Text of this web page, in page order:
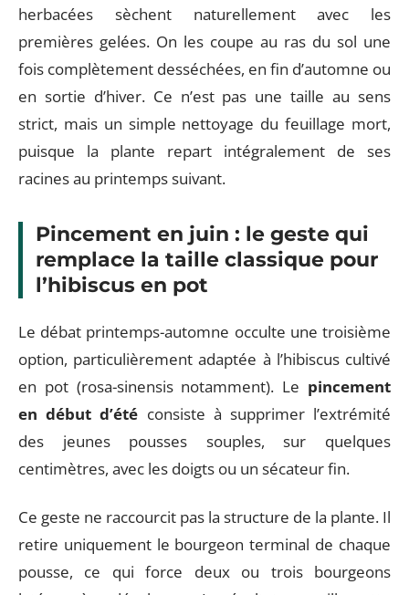
herbacées sèchent naturellement avec les
premières gelées. On les coupe au ras du sol une
fois complètement desséchées, en fin d’automne ou
en sortie d’hiver. Ce n’est pas une taille au sens
strict, mais un simple nettoyage du feuillage mort,
puisque la plante repart intégralement de ses
racines au printemps suivant.
Pincement en juin : le geste qui
remplace la taille classique pour
l’hibiscus en pot
Le débat printemps-automne occulte une troisième
option, particulièrement adaptée à l’hibiscus cultivé
en pot (rosa-sinensis notamment). Le pincement
en début d’été consiste à supprimer l’extrémité
des jeunes pousses souples, sur quelques
centimètres, avec les doigts ou un sécateur fin.
Ce geste ne raccourcit pas la structure de la plante. Il
retire uniquement le bourgeon terminal de chaque
pousse, ce qui force deux ou trois bourgeons